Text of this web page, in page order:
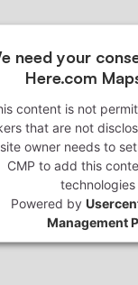
need your
Here.com
content is not
that are not
owner needs to
CMP to add this
technologies
Powered by
Management